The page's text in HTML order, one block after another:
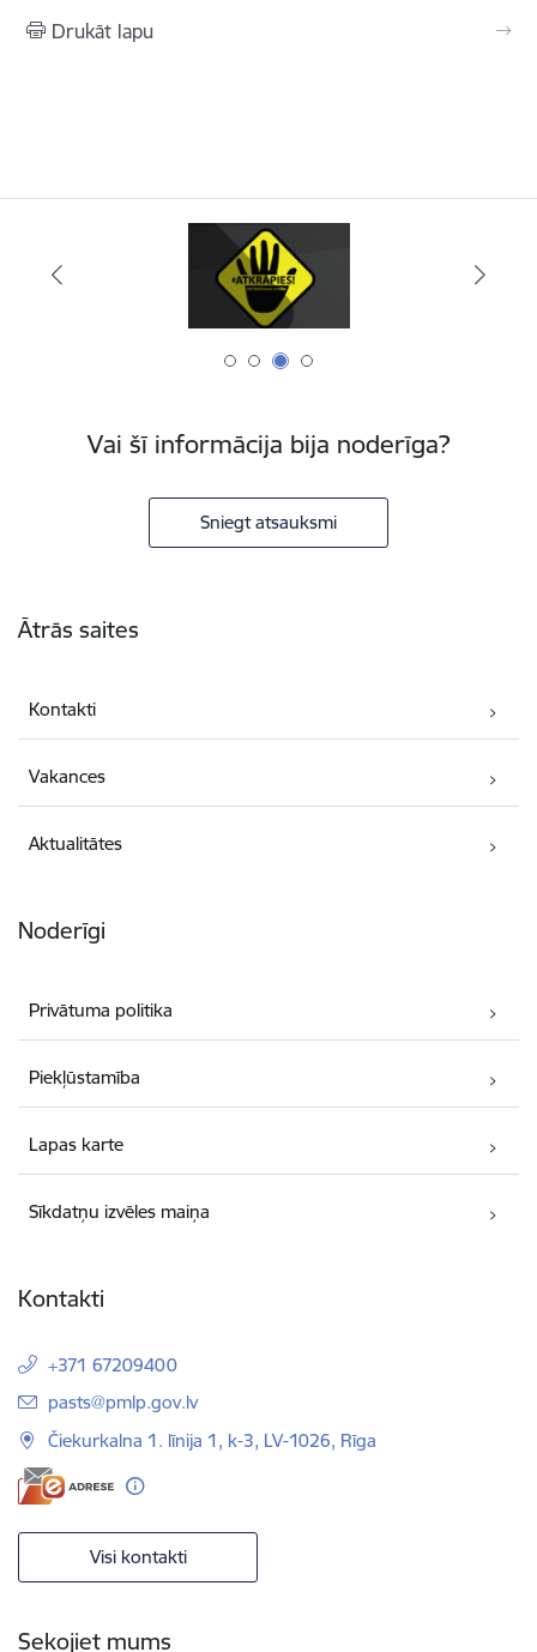
Drukāt lapu
Vai šī informācija bija noderīga?
Sniegt atsauksmi
Ātrās saites
Kontakti
Vakances
Aktualitātes
Noderīgi
Privātuma politika
Piekļūstamība
Lapas karte
Sīkdatņu izvēles maiņa
Kontakti
+371 67209400
E-pasts:
pasts@pmlp.gov.lv
Čiekurkalna 1. līnija 1, k-3, LV-1026, Rīga
Visi kontakti
Sekojiet mums